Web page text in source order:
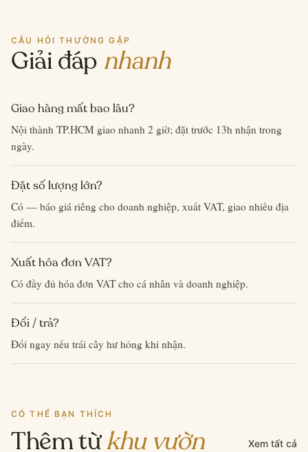
CÂU HỎI THƯỜNG GẶP
Giải đápnhanh
Giao hàng mất bao lâu?
Nội thành TP.HCM giao nhanh 2 giờ; đặt trước 13h nhận trong
ngày.
Đặt số lượng lớn?
Có — báo giá riêng cho doanh nghiệp, xuất VAT, giao nhiều địa
điểm.
Xuất hóa đơn VAT?
Có đầy đủ hóa đơn VAT cho cá nhân và doanh nghiệp.
Đổi / trả?
Đổi ngay nếu trái cây hư hỏng khi nhận.
CÓ THỂ BẠN THÍCH
Thêm từkhu vườn Xem tất cả